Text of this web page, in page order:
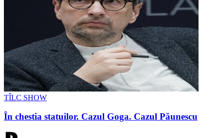
TÎLC SHOW
În chestia statuilor. Cazul Goga. Cazul Păunescu